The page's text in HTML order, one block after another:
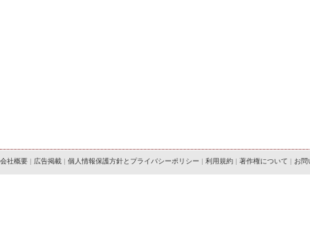
会社概要 | 広告掲載 | 個人情報保護方針とプライバシーポリシー | 利用規約 | 著作権について | お問